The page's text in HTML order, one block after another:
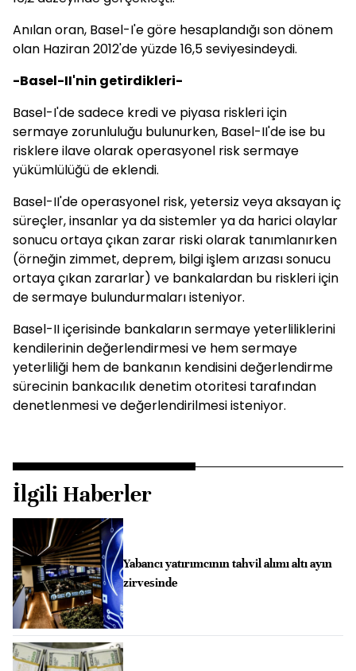
Anılan oran, Basel-I'e göre hesaplandığı son dönem
olan Haziran 2012'de yüzde 16,5 seviyesindeydi.
-Basel-II'nin getirdikleri-
Basel-I'de sadece kredi ve piyasa riskleri için
sermaye zorunluluğu bulunurken, Basel-II'de ise bu
risklere ilave olarak operasyonel risk sermaye
yükümlülüğü de eklendi.
Basel-II'de operasyonel risk, yetersiz veya aksayan iç
süreçler, insanlar ya da sistemler ya da harici olaylar
sonucu ortaya çıkan zarar riski olarak tanımlanırken
(örneğin zimmet, deprem, bilgi işlem arızası sonucu
ortaya çıkan zararlar) ve bankalardan bu riskleri için
de sermaye bulundurmaları isteniyor.
Basel-II içerisinde bankaların sermaye yeterliliklerini
kendilerinin değerlendirmesi ve hem sermaye
yeterliliği hem de bankanın kendisini değerlendirme
sürecinin bankacılık denetim otoritesi tarafından
denetlenmesi ve değerlendirilmesi isteniyor.
İlgili Haberler
Yabancı yatırımcının tahvil alımı altı ayın
zirvesinde